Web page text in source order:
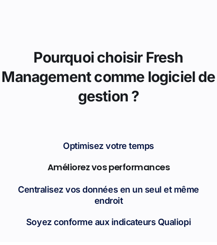
Pourquoi choisir Fresh
Management comme logiciel de
gestion ?
Optimisez votre temps
Améliorez vos performances
Centralisez vos données en un seul et même
endroit
Soyez conforme aux indicateurs Qualiopi